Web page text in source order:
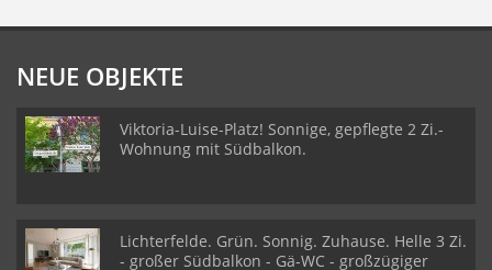
NEUE OBJEKTE
Viktoria-Luise-Platz! Sonnige, gepflegte 2 Zi.-
Wohnung mit Südbalkon.
Lichterfelde. Grün. Sonnig. Zuhause. Helle 3 Zi.
- großer Südbalkon - Gä-WC - großzügiger